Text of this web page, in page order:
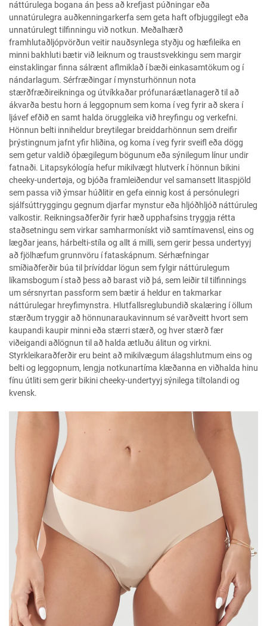
náttúrulega bogana án þess að krefjast púðningar eða
unnatúrulegra auðkenningarkerfa sem geta haft ofbjuggilegt eða
unnatúrulegt tilfinningu við notkun. Meðalhærð
framhlutaðljópvörðun veitir nauðsynlega styðju og hæfileika en
minni bakhluti bætir við leiknum og traustsvekkingu sem margir
einstaklingar finna sálrænt aflmiklað í bæði einkasamtökum og í
nándarlagum. Sérfræðingar í mynsturhönnun nota
stærðfræðireikninga og útvíkkaðar prófunaráætlanagerð til að
ákvarða bestu horn á leggopnum sem koma í veg fyrir að skera í
ljávef efðið en samt halda öruggleika við hreyfingu og verkefni.
Hönnun belti inniheldur breytilegar breiddarhönnun sem dreifir
þrýstingnum jafnt yfir hliðina, og koma í veg fyrir sveifl eða dögg
sem getur valdið óþægilegum bögunum eða sýnilegum línur undir
fatnaði. Litapsykólogía hefur mikilvægt hlutverk í hönnun bikini
cheeky-undertøja, og bjóða framleiðendur vel samansett litaspjöld
sem passa við ýmsar húðlitir en gefa einnig kost á persónulegri
sjálfsúttryggingu gegnum djarfar mynstur eða hljóðhljóð náttúruleg
valkostir. Reikningsaðferðir fyrir hæð upphafsins tryggja rétta
staðsetningu sem virkar samharmonískt við samtímavensl, eins og
lægðar jeans, hárbelti-stíla og allt á milli, sem gerir þessa undertyyj
að fjölhæfum grunnvöru í fataskápnum. Sérhæfningar
smíðiaðferðir búa til þrívíddar lögun sem fylgir náttúrulegum
líkamsbogum í stað þess að barast við þá, sem leiðir til tilfinnings
um sérsnyrtan passform sem bætir á heldur en takmarkar
náttúrulegar hreyfimynstra. Hlutfallsreglubundið skalæring í öllum
stærðum tryggir að hönnunaraukavinnum sé varðveitt hvort sem
kaupandi kaupir minni eða stærri stærð, og hver stærð fær
viðeigandi aðlögnun til að halda ætluðu álitun og virkni.
Styrkleikaraðferðir eru beint að mikilvægum álagshlutmum eins og
belti og leggopnum, lengja notkunartíma klæðanna en viðhalda hinu
fínu útliti sem gerir bikini cheeky-undertyyj sýnilega tiltolandi og
kvensk.